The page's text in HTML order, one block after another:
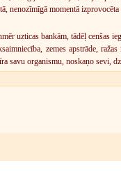
nenozīmīgā momentā
uzticas bankām, tādēļ cenšas
zemes apstrāde,
savu organismu, noskaņo sevi,